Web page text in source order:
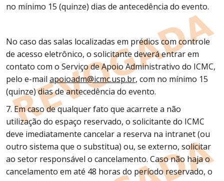
no mínimo 15 (quinze) dias de antecedência do evento.
No caso das salas localizadas em prédios com controle
de acesso eletrônico, o solicitante deverá entrar em
contato com o Serviço de Apoio Administrativo do ICMC,
pelo e-mail apoioadm@icmc.usp.br, com no mínimo 15
(quinze) dias de antecedência do evento.
7. Em caso de qualquer fato que acarrete a não
utilização do espaço reservado, o solicitante do ICMC
deve imediatamente cancelar a reserva na intranet (ou
outro sistema que o substitua) ou, se externo, solicitar
ao setor responsável o cancelamento. Caso não haja o
cancelamento em até 48 horas do período reservado, o